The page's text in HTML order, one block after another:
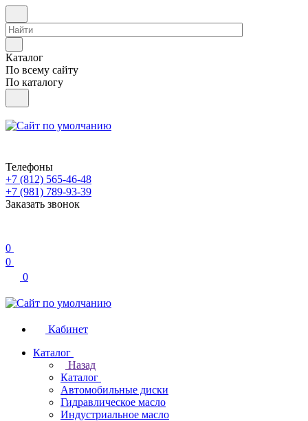
Каталог
По всему сайту
По каталогу
Телефоны
+7 (812) 565-46-48
+7 (981) 789-93-39
Заказать звонок
0
0
0
Кабинет
Каталог
Назад
Каталог
Автомобильные диски
Гидравлическое масло
Индустриальное масло